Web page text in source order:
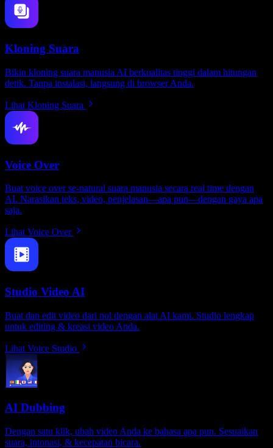
Kloning Suara
Bikin kloning suara manusia AI berkualitas tinggi dalam hitungan
detik. Tanpa instalasi, langsung di browser Anda.
Lihat Kloning Suara
Voice Over
Buat voice over se-natural suara manusia secara real time dengan
AI. Narasikan teks, video, penjelasan—apa pun—dengan gaya apa
saja.
Lihat Voice Over
Studio Video AI
Buat dan edit video dari nol dengan alat AI kami. Studio lengkap
untuk editing & kreasi video Anda.
Lihat Voice Studio
AI Dubbing
Dengan satu klik, ubah video Anda ke bahasa apa pun. Sesuaikan
suara, intonasi, & kecepatan bicara.